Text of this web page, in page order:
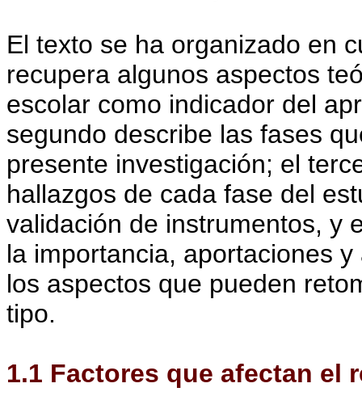
El texto se ha organizado en
recupera algunos aspectos
escolar como indicador del
segundo describe las fases
presente investigación; el
hallazgos de cada fase del
validación de instrumentos, y
la importancia, aportaciones
los aspectos que pueden
tipo.
1.1 Factores que afectan el